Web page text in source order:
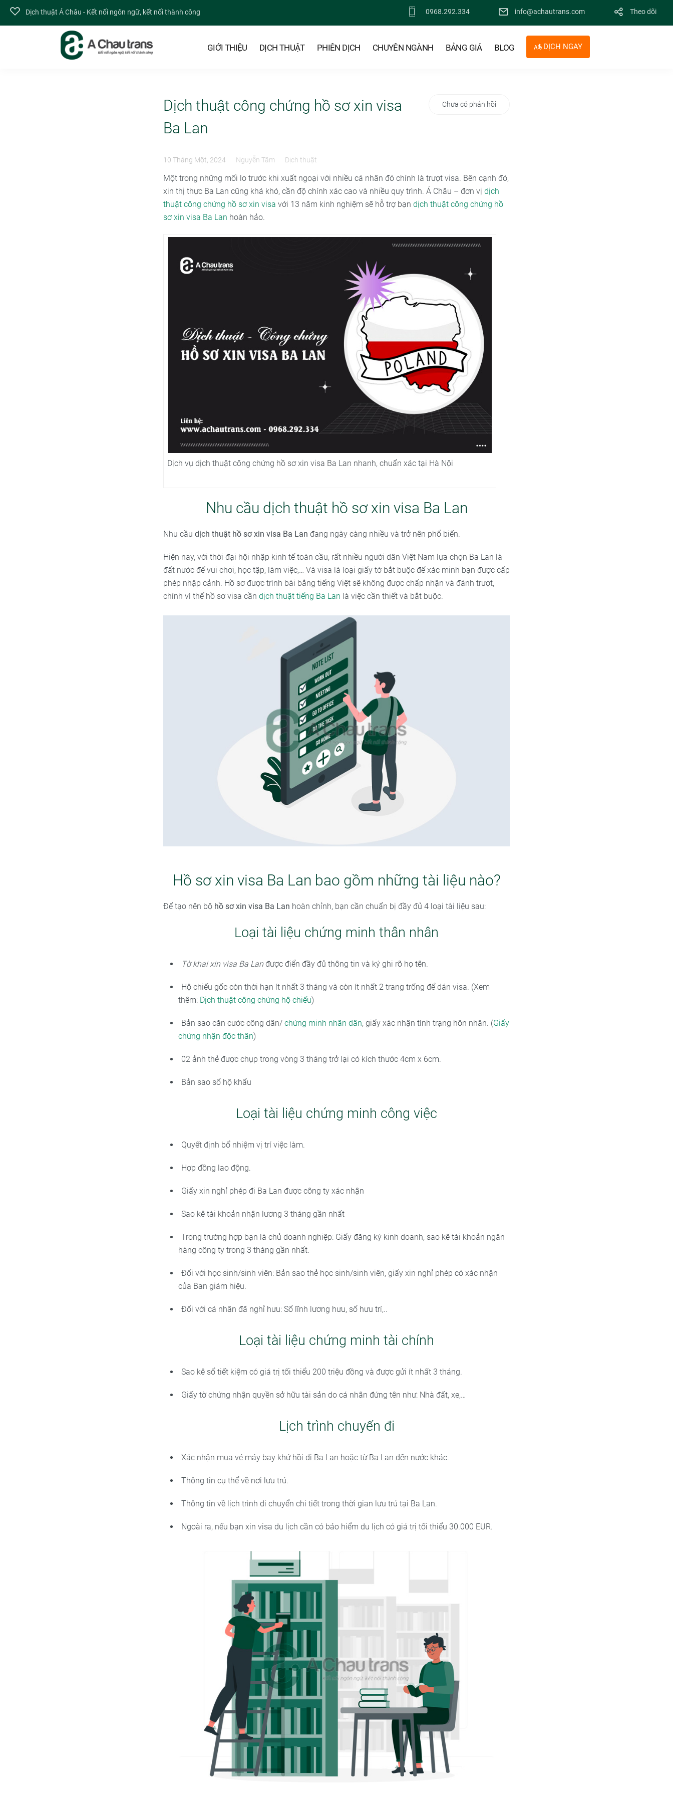
Dịch thuật Á Châu - Kết nối ngôn ngữ, kết nối thành công 0968.292.334 info@achautrans.com Theo dõi
GIỚI THIỆU DỊCH THUẬT PHIÊN DỊCH CHUYÊN NGÀNH BẢNG GIÁ BLOG DỊCH NGAY
Dịch thuật công chứng hồ sơ xin visa
Ba Lan
10 Tháng Một, 2024 Nguyễn Tâm Dịch thuật
Chưa có phản hồi
Một trong những mối lo trước khi xuất ngoại với nhiều cá nhân đó chính là trượt visa. Bên cạnh đó,
xin thị thực Ba Lan cũng khá khó, cần độ chính xác cao và nhiều quy trình. Á Châu – đơn vị dịch
thuật công chứng hồ sơ xin visa với 13 năm kinh nghiệm sẽ hỗ trợ bạn dịch thuật công chứng hồ
sơ xin visa Ba Lan hoàn hảo.
Dịch vụ dịch thuật công chứng hồ sơ xin visa Ba Lan nhanh, chuẩn xác tại Hà Nội
Nhu cầu dịch thuật hồ sơ xin visa Ba Lan
Nhu cầu dịch thuật hồ sơ xin visa Ba Lan đang ngày càng nhiều và trở nên phổ biến.
Hiện nay, với thời đại hội nhập kinh tế toàn cầu, rất nhiều người dân Việt Nam lựa chọn Ba Lan là
đất nước để vui chơi, học tập, làm việc,… Và visa là loại giấy tờ bắt buộc để xác minh bạn được cấp
phép nhập cảnh. Hồ sơ được trình bài bằng tiếng Việt sẽ không được chấp nhận và đánh trượt,
chính vì thế hồ sơ visa cần dịch thuật tiếng Ba Lan là việc cần thiết và bắt buộc.
Hồ sơ xin visa Ba Lan bao gồm những tài liệu nào?
Để tạo nên bộ hồ sơ xin visa Ba Lan hoàn chỉnh, bạn cần chuẩn bị đầy đủ 4 loại tài liệu sau:
Loại tài liệu chứng minh thân nhân
Tờ khai xin visa Ba Lanđược điển đầy đủ thông tin và ký ghi rõ họ tên.
Hộ chiếu gốc còn thời hạn ít nhất 3 tháng và còn ít nhất 2 trang trống để dán visa. (Xem
thêm: Dịch thuật công chứng hộ chiếu)
Bản sao căn cước công dân/ chứng minh nhân dân, giấy xác nhận tình trạng hôn nhân. (Giấy
chứng nhận độc thân)
02 ảnh thẻ được chụp trong vòng 3 tháng trở lại có kích thước 4cm x 6cm.
Bản sao sổ hộ khẩu
Loại tài liệu chứng minh công việc
Quyết định bổ nhiệm vị trí việc làm.
Hợp đồng lao động.
Giấy xin nghỉ phép đi Ba Lan được công ty xác nhận
Sao kê tài khoản nhận lương 3 tháng gần nhất
Trong trường hợp bạn là chủ doanh nghiệp: Giấy đăng ký kinh doanh, sao kê tài khoản ngân
hàng công ty trong 3 tháng gần nhất.
Đối với học sinh/sinh viên: Bản sao thẻ học sinh/sinh viên, giấy xin nghỉ phép có xác nhận
của Ban giám hiệu.
Đối với cá nhân đã nghỉ hưu: Sổ lĩnh lương hưu, sổ hưu trí,..
Loại tài liệu chứng minh tài chính
Sao kê sổ tiết kiệm có giá trị tối thiểu 200 triệu đồng và được gửi ít nhất 3 tháng.
Giấy tờ chứng nhận quyền sở hữu tài sản do cá nhân đứng tên như: Nhà đất, xe,…
Lịch trình chuyến đi
Xác nhận mua vé máy bay khứ hồi đi Ba Lan hoặc từ Ba Lan đến nước khác.
Thông tin cụ thể về nơi lưu trú.
Thông tin về lịch trình di chuyển chi tiết trong thời gian lưu trú tại Ba Lan.
Ngoài ra, nếu bạn xin visa du lịch cần có bảo hiểm du lịch có giá trị tối thiểu 30.000 EUR.